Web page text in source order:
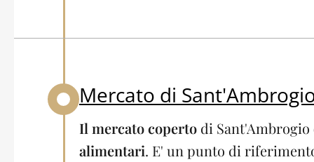
Back to table of contents
Mercato di
Il mercato coperto di Sant'Ambrogio
alimentari. E' un punto di